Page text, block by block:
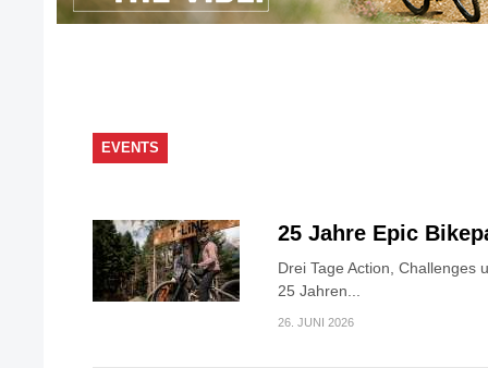
EVENTS
25 Jahre Epic
Drei Tage Action, Challenges
25 Jahren...
26. JUNI 2026